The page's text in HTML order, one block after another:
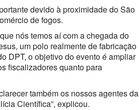
devido à proximidade do São
de fogos.
nós temos aí com a chegada do
um polo realmente de fabricação
DPT, o objetivo do evento é ampliar
fiscalizadores quanto para
também os nossos agentes da
Científica”, explicou.